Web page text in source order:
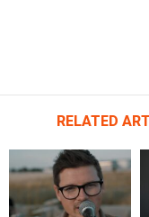
RELATED